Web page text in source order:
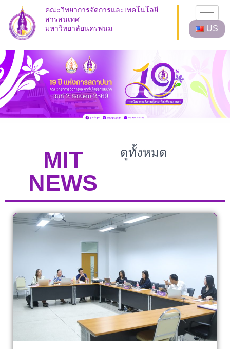
content
คณะวิทยาการจัดการและเทคโนโลยี
สารสนเทศ
มหาวิทยาลัยนครพนม
US
MIT
NEWS
ดูทั้งหมด